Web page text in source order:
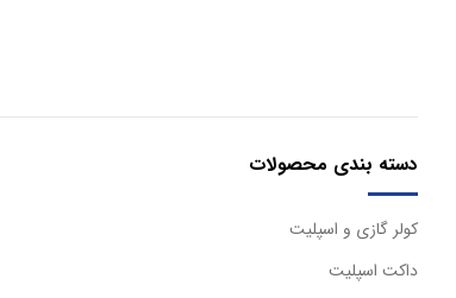
دسته بندی محصولات
كولر گازی و اسپليت
داكت اسپليت